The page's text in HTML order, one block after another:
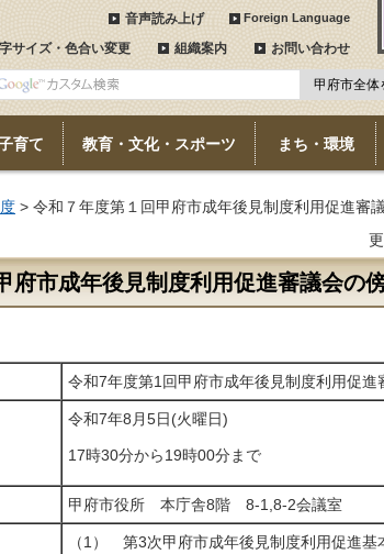
音声読み上げ Foreign Language
サイズ・色合い変更 組織案内 お問い合わせ
育て 教育・文化・スポーツ まち・環境
> 令和７年度第１回甲府市成年後見制度利用促進審
府市成年後見制度利用促進審議会の
令和7年度第1回甲府市成年後見制度利用促進
令和7年8月5日(火曜日)
17時30分から19時00分まで
甲府市役所 本庁舎8階 8-1,8-2会議室
（1） 第3次甲府市成年後見制度利用促進基